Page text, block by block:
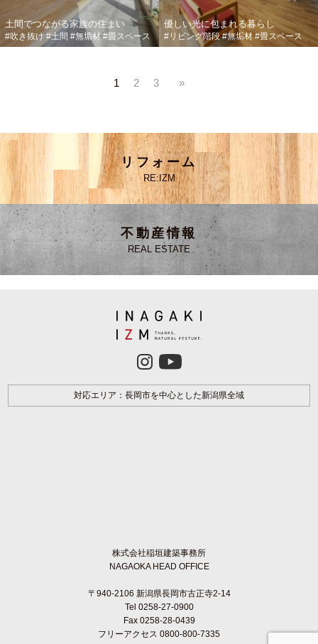
土間でつながる家族の住まい
#吹き抜け #土間 #無垢材 #畳スペース
優しい光に包まれる暮らし
#リビング階段 #無垢材 #畳スペース
1 2 3 »
リフォーム
RE:IZM
不動産情報
REAL ESTATE
対応エリア：長岡市を中心とした新潟県全域
株式会社稲垣建築事務所
NAGAOKA HEAD OFFICE
〒940-2106 新潟県長岡市古正寺2-14
Tel 0258-27-0900
Fax 0258-28-0439
フリーアクセス 0800-800-7335